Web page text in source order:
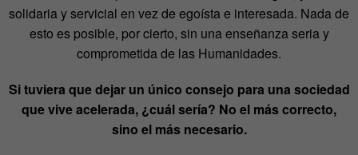
solidaria y servicial en vez de egoísta e interesada. Nada de
esto es posible, por cierto, sin una enseñanza seria y
comprometida de las Humanidades.
Si tuviera que dejar un único consejo para una sociedad
que vive acelerada, ¿cuál sería? No el más correcto,
sino el más necesario.